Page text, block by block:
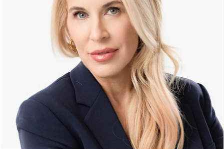
能とパフォーマンスの関係について世界中で教育活動を行って
います。🌎 6月開催のMOVEPROウェビナー 🦶「アスレチッ
ク・アーチ：足底腱膜がいかにスピード、安定性、パワーを生
み出すのか」 では、足底腱膜を単なる解剖学的構造としてでは
なく、身体のバネと感覚システムの両面から深く掘り下げてい
きます。 ライブ参加者は 🎓 NSCA：0.4CEU（A） 🎓 JATI：2
単位 の継続教育単位取得対象です。 もちろん、MOVEPROウェ
ビナーには収録ビデオが含まれていますので、ライブ参加でき
ない方も安心してお申し込みいただけます。📹 そして現在、 ⚡
6月「アスレチック・アーチ：足底腱膜がいかにスピード、安定
性、パワーを生み出すのか」 ⚡ 9月「アーチへの過負荷：足底腱
膜炎はなぜ起こるのか — その原因と解決策」 の両方をお申し込
みいただくと、お好きな色の「ナボソニューロボール」を1個無